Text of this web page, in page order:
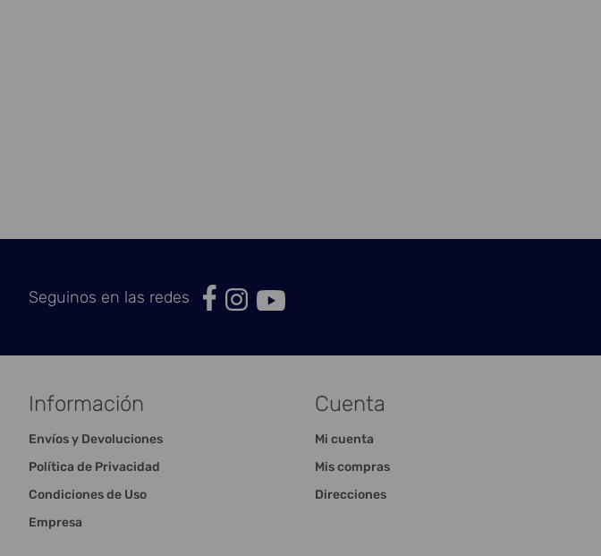
Seguinos en las redes
Información
Envíos y Devoluciones
Política de Privacidad
Condiciones de Uso
Empresa
Cuenta
Mi cuenta
Mis compras
Direcciones